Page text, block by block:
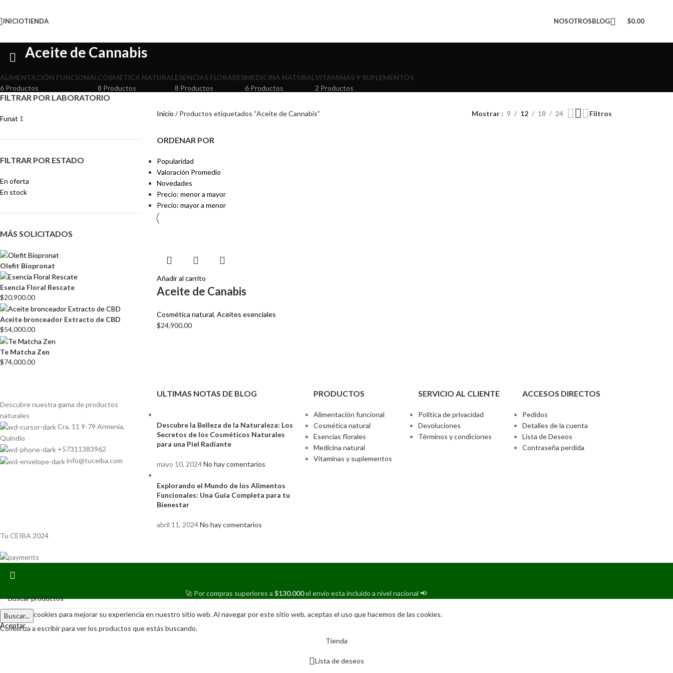
INICIOTIENDA NOSOTROSBLOG $0.00
Aceite de Cannabis
ALIMENTACIÓN FUNCIONAL
6 Productos
COSMÉTICA NATURAL
8 Productos
ESENCIAS FLORARES
8 Productos
MEDICINA NATURAL
6 Productos
VITAMINAS Y SUPLEMENTOS
2 Productos
FILTRAR POR LABORATORIO
Funat 1
FILTRAR POR ESTADO
En oferta
En stock
MÁS SOLICITADOS
Olefit Biopronat
Esencia Floral Rescate
$20,900.00
Aceite bronceador Extracto de CBD
$54,000.00
Te Matcha Zen
$74,000.00
Inicio Productos etiquetados “Aceite de Cannabis” Mostrar 9 12 18 24 Filtros
ORDENAR POR
Popularidad
Valoración Promedio
Novedades
Precio: menor a mayor
Precio: mayor a menor
Añadir al carrito
Aceite de Canabis
Cosmética natural, Aceites esenciales
$24,900.00
Descubre nuestra gama deproductos
naturales
Cra. 11 9-79 Armenia,
Quindío
+57311383962
info@tuceiba.com
ULTIMAS NOTAS DE BLOG
Descubre la Belleza de la Naturaleza: Los
Secretos de los Cosméticos Naturales
para una Piel Radiante
mayo 10, 2024No hay comentarios
Explorando el Mundo de los Alimentos
Funcionales: Una Guía Completa para tu
Bienestar
abril 11, 2024No hay comentarios
PRODUCTOS
Alimentación funcional
Cosmética natural
Esencias florales
Medicina natural
Vitaminas y suplementos
SERVICIO AL CLIENTE
Política de privacidad
Devoluciones
Términos y condiciones
ACCESOS DIRECTOS
Pedidos
Detalles de la cuenta
Lista de Deseos
Contraseña perdida
Tu CEIBA 2024
Buscar...
Comienza a escribir para ver los productos que estás buscando.
🚀Por compras superiores a $130.000el envio esta incluido a nivel nacional 📢
Utilizamos cookies para mejorar su experiencia en nuestro sitio web. Al navegar por este sitio web, aceptas el uso que hacemos de las cookies.
Aceptar
Tienda
Lista de deseos